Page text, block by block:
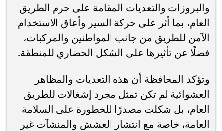
والبروزات والتعديات المقامة على حرم الطريق
العام، بما أثر على حركة السير وأعاق الاستخدام
الآمن للطريق من جانب المواطنين والمركبات،
فضلًا عن تأثيرها على الشكل الحضاري للمنطقة.
وتؤكد المحافظة أن هذه التعديات والمظاهر
العشوائية لم تكن تمثل مجرد إشغالات للطريق
العام، بل شكلت مصدرًا للخطورة على السلامة
العامة، خاصة مع انتشار العشش والمنشآت غير